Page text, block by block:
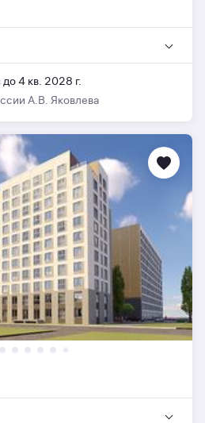
до 4 кв. 2028 г.
А.В. Яковлева